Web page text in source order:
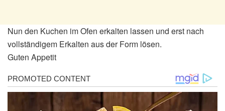
Nun den Kuchen im Ofen erkalten lassen und erst nach
vollständigem Erkalten aus der Form lösen.
Guten Appetit